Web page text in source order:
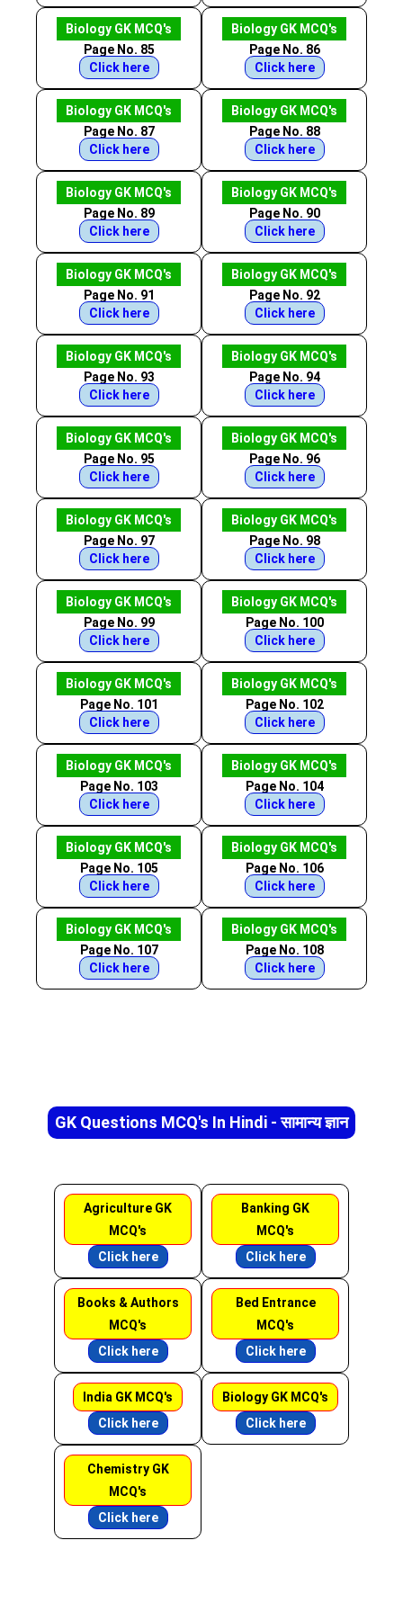
Biology GK MCQ's
Page No. 85
Click here
Biology GK MCQ's
Page No. 86
Click here
Biology GK MCQ's
Page No. 87
Click here
Biology GK MCQ's
Page No. 88
Click here
Biology GK MCQ's
Page No. 89
Click here
Biology GK MCQ's
Page No. 90
Click here
Biology GK MCQ's
Page No. 91
Click here
Biology GK MCQ's
Page No. 92
Click here
Biology GK MCQ's
Page No. 93
Click here
Biology GK MCQ's
Page No. 94
Click here
Biology GK MCQ's
Page No. 95
Click here
Biology GK MCQ's
Page No. 96
Click here
Biology GK MCQ's
Page No. 97
Click here
Biology GK MCQ's
Page No. 98
Click here
Biology GK MCQ's
Page No. 99
Click here
Biology GK MCQ's
Page No. 100
Click here
Biology GK MCQ's
Page No. 101
Click here
Biology GK MCQ's
Page No. 102
Click here
Biology GK MCQ's
Page No. 103
Click here
Biology GK MCQ's
Page No. 104
Click here
Biology GK MCQ's
Page No. 105
Click here
Biology GK MCQ's
Page No. 106
Click here
Biology GK MCQ's
Page No. 107
Click here
Biology GK MCQ's
Page No. 108
Click here
GK Questions MCQ's In Hindi - सामान्य ज्ञान
Agriculture GK
MCQ's
Click here
Banking GK
MCQ's
Click here
Books & Authors
MCQ's
Click here
Bed Entrance
MCQ's
Click here
India GK MCQ's
Click here
Biology GK MCQ's
Click here
Chemistry GK
MCQ's
Click here